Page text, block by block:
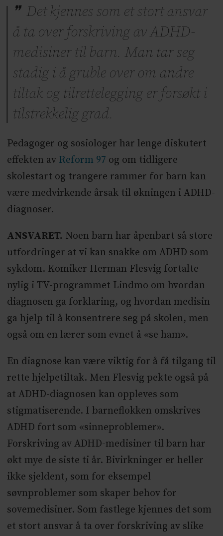
Det kjennes som et stort ansvar
å ta over forskriving av ADHD-
medisiner til barn. Man tar seg
stadig i å gruble over om andre
tiltak og tilrettelegging er forsøkt i
tilstrekkelig grad.
Pedagoger og sosiologer har lenge diskutert
effekten av Reform 97 og om tidligere
skolestart og trangere rammer for barn kan
være medvirkende årsak til økningen i ADHD-
diagnoser.
ANSVARET. Noen barn har åpenbart så store
utfordringer at vi kan snakke om ADHD som
sykdom. Komiker Herman Flesvig fortalte
nylig i TV-programmet Lindmo om hvordan
diagnosen ga forklaring, og hvordan medisin
ga hjelp til å konsentrere seg på skolen, men
også om en lærer som evnet å «se ham».
En diagnose kan være viktig for å få tilgang til
rette hjelpetiltak. Men Flesvig pekte også på
at ADHD-diagnosen kan oppleves som
stigmatiserende. I barneflokken omskrives
ADHD fort som «sinneproblemer».
Forskriving av ADHD-medisiner til barn har
økt mye de siste ti år. Bivirkninger er heller
ikke sjeldent, som for eksempel
søvnproblemer som skaper behov for
sovemedisiner. Som fastlege kjennes det som
et stort ansvar å ta over forskriving av slike